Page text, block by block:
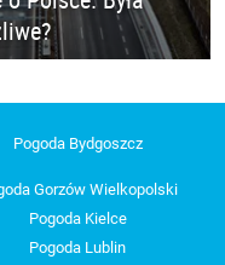
Pogoda Bydgoszcz
Gorzów Wielkopolski
Pogoda Kielce
Pogoda Lublin